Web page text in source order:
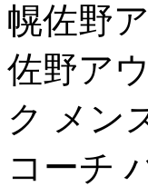
幌佐野
佐野ア
ク メン
コーチ